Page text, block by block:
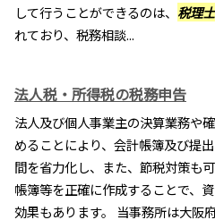
して行うことができるのは、 税理士
れており、税務相談...
法人税・所得税の税務申告
法人及び個人事業主の決算業務や
めることにより、会計帳簿及び提
間を省力化し、また、節税対策も
帳簿等を正確に作成することで、
効果もあります。 当事務所は大阪